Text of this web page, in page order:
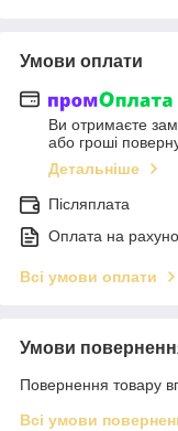
Умови оплати
Ви отримаєте
або гроші
Детальніше
Післяплата
Оплата на
Всі умови оплати
Умови
Повернення товару
Всі умови